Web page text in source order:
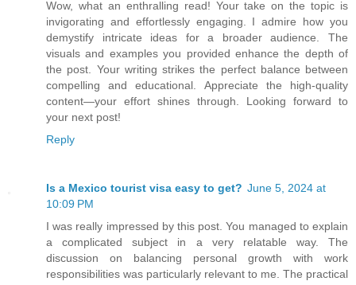
Wow, what an enthralling read! Your take on the topic is
invigorating and effortlessly engaging. I admire how you
demystify intricate ideas for a broader audience. The
visuals and examples you provided enhance the depth of
the post. Your writing strikes the perfect balance between
compelling and educational. Appreciate the high-quality
content—your effort shines through. Looking forward to
your next post!
Reply
Is a Mexico tourist visa easy to get? June 5, 2024 at
10:09 PM
I was really impressed by this post. You managed to explain
a complicated subject in a very relatable way. The
discussion on balancing personal growth with work
responsibilities was particularly relevant to me. The practical